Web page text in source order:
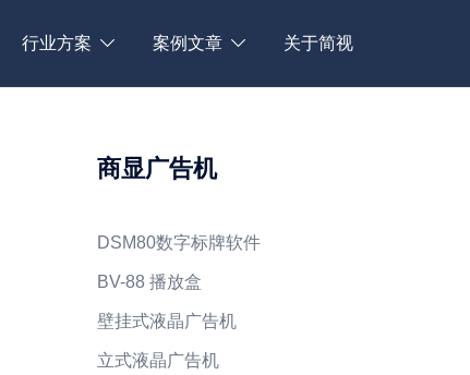
行业方案 案例文章 关于简视
商显广告机
DSM80数字标牌软件
BV-88 播放盒
壁挂式液晶广告机
立式液晶广告机